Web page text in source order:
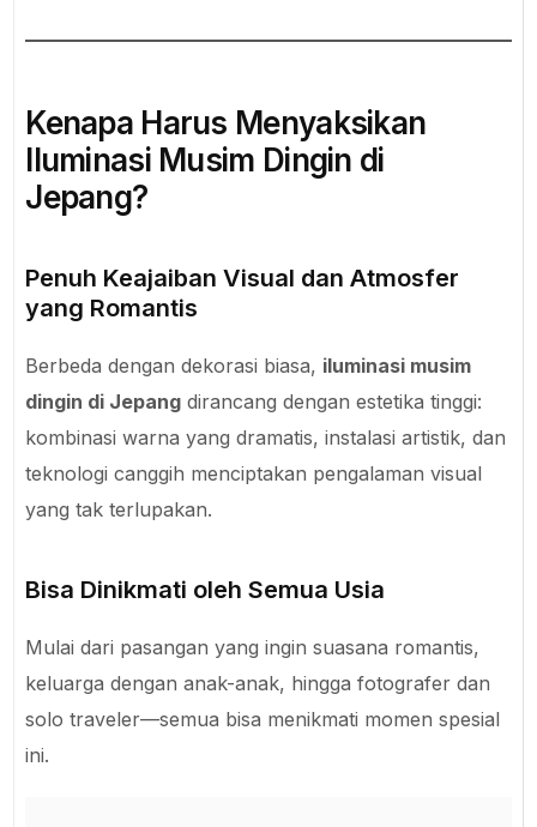
Kenapa Harus Menyaksikan
Iluminasi Musim Dingin di
Jepang?
Penuh Keajaiban Visual dan Atmosfer
yang Romantis
Berbeda dengan dekorasi biasa, iluminasi musim
dingin di Jepang dirancang dengan estetika tinggi:
kombinasi warna yang dramatis, instalasi artistik, dan
teknologi canggih menciptakan pengalaman visual
yang tak terlupakan.
Bisa Dinikmati oleh Semua Usia
Mulai dari pasangan yang ingin suasana romantis,
keluarga dengan anak-anak, hingga fotografer dan
solo traveler—semua bisa menikmati momen spesial
ini.